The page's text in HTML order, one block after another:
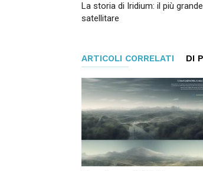
La storia di Iridium: il più
satellitare
ARTICOLI CORRELATI DI